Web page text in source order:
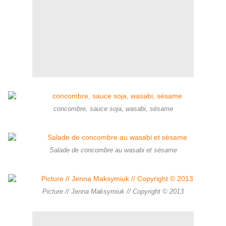
concombre, sauce soja, wasabi, sésame
Salade de concombre au wasabi et sésame
Picture // Jenna Maksymiuk // Copyright © 2013